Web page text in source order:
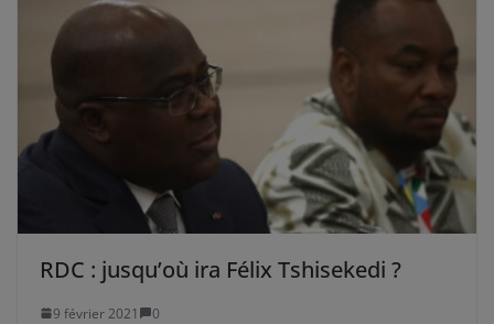
RDC : jusqu’où ira Félix Tshisekedi ?
9 février 2021 0